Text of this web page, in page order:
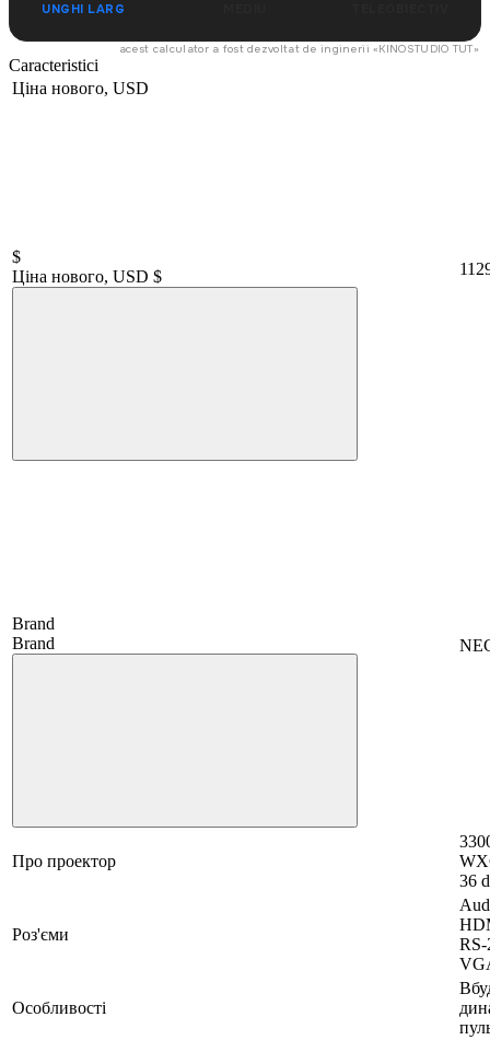
UNGHI LARG
acest calculator a fost dezvoltat de inginerii «KINOSTUDIO TUT»
Caracteristici
Ціна нового, USD
$
Ціна нового, USD $
Brand
Brand
Про проектор
36
Роз'єми
Особливості